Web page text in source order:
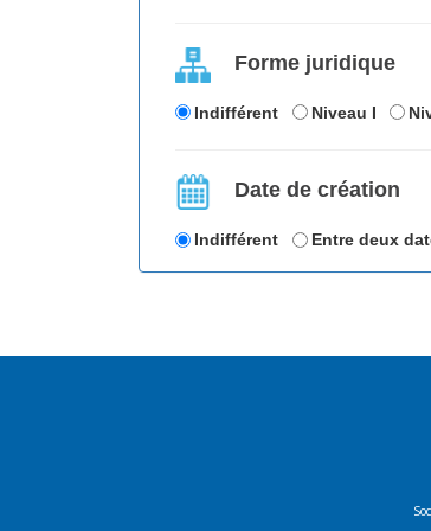
Forme juridique
Indifférent Niveau I
Date de création
Indifférent Entre deux